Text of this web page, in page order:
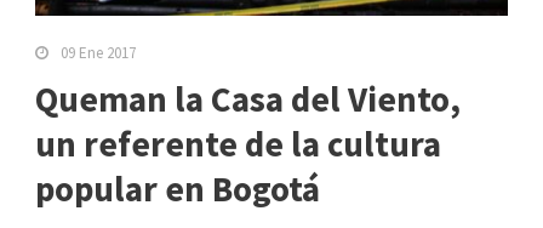
09 Ene 2017
Queman la Casa del Viento,
un referente de la cultura
popular en Bogotá